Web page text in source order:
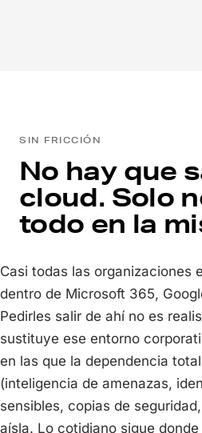
SIN FRICCIÓN
No hay que
cloud. Solo
todo en la
Casi todas las organizaciones
dentro de Microsoft 365,
Pedirles salir de ahí no es
sustituye ese entorno
en las que la dependencia
(inteligencia de amenazas,
sensibles, copias de
aísla. Lo cotidiano sigue